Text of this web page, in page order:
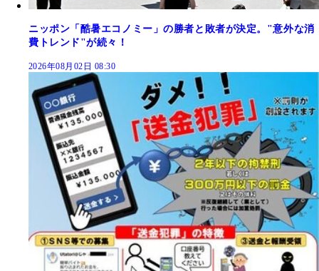
ニッポン「酷暑エコノミー」の勝者と敗者が決定。"意外な消
費トレンド"が続々！
2026年08月02日 08:30